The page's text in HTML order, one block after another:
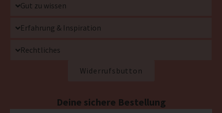
Gut zu wissen
Erfahrung & Inspiration
Rechtliches
Widerrufsbutton
Deine sichere Bestellung